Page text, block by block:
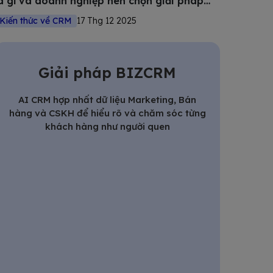
Kiến thức về CRM 17 Thg 12 2025
Giải pháp BIZCRM
AI CRM hợp nhất dữ liệu Marketing, Bán
hàng và CSKH để hiểu rõ và chăm sóc từng
khách hàng như người quen